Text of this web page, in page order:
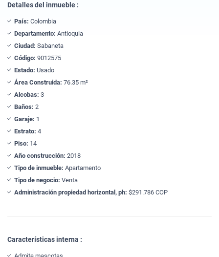
Detalles del inmueble :
País: Colombia
Departamento: Antioquia
Ciudad: Sabaneta
Código: 9012575
Estado: Usado
Área Construida: 76.35 m²
Alcobas: 3
Baños: 2
Garaje: 1
Estrato: 4
Piso: 14
Año construcción: 2018
Tipo de inmueble: Apartamento
Tipo de negocio: Venta
Administración propiedad horizontal, ph: $291.786 COP
Características interna :